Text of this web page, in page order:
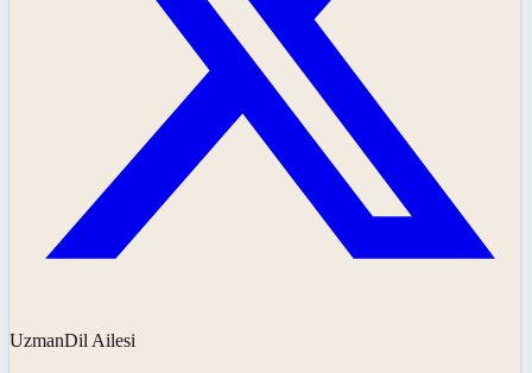
UzmanDil Ailesi